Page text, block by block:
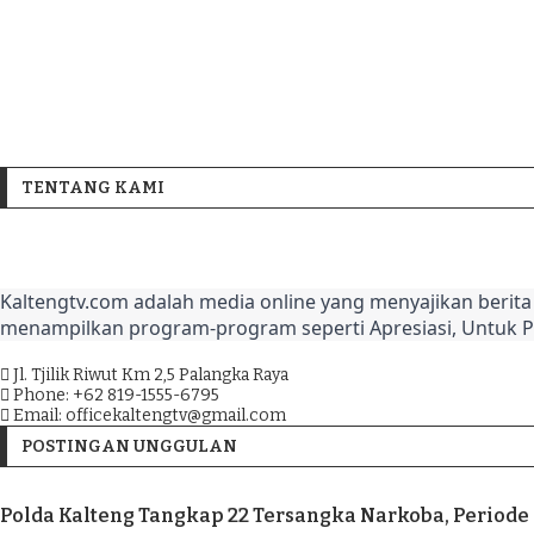
TENTANG KAMI
Kaltengtv.com adalah media online yang menyajikan
menampilkan program-program seperti Apresiasi, Untuk
Jl. Tjilik Riwut Km 2,5 Palangka Raya
Phone: +62 819-1555-6795
Email: officekaltengtv@gmail.com
POSTINGAN UNGGULAN
Polda Kalteng Tangkap 22 Tersangka Narkoba,